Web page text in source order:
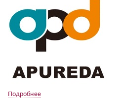
Подробнее